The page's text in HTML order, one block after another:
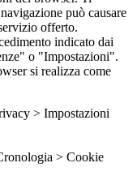
può causare
offerto.
indicato dai
o "Impostazioni".
si realizza come
> Impostazioni
> Cookie